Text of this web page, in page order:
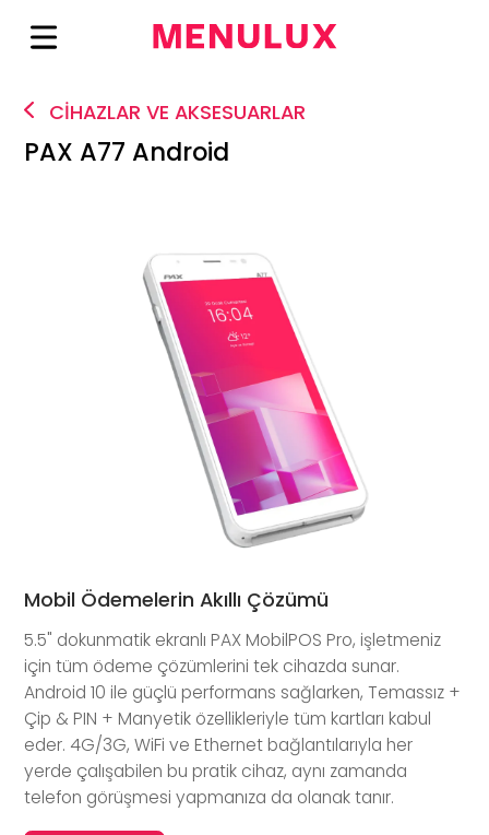
CİHAZLAR VE AKSESUARLAR
PAX A77 Android
Mobil Ödemelerin Akıllı Çözümü
5.5" dokunmatik ekranlı PAX MobilPOS Pro, işletmeniz
için tüm ödeme çözümlerini tek cihazda sunar.
Android 10 ile güçlü performans sağlarken, Temassız +
Çip & PIN + Manyetik özellikleriyle tüm kartları kabul
eder. 4G/3G, WiFi ve Ethernet bağlantılarıyla her
yerde çalışabilen bu pratik cihaz, aynı zamanda
telefon görüşmesi yapmanıza da olanak tanır.